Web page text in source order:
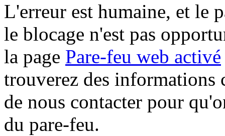
L'erreur est humaine, et le
le blocage n'est pas
la page Pare-feu web activé
trouverez des informations
de nous contacter pour
du pare-feu.